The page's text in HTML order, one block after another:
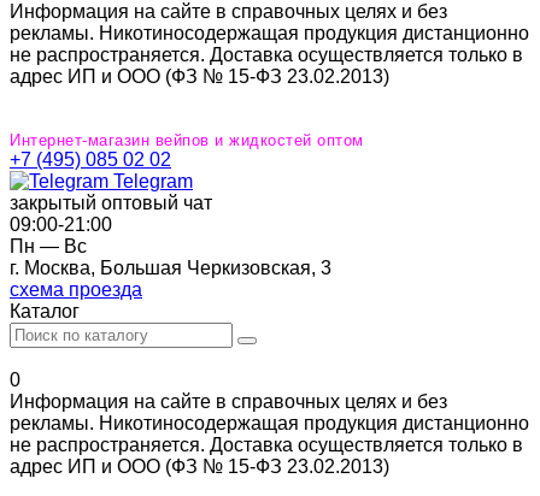
Информация на сайте в справочных целях и без
рекламы. Никотиносодержащая продукция дистанционно
не распространяется. Доставка осуществляется только в
адрес ИП и ООО (ФЗ № 15-ФЗ 23.02.2013)
Интернет-магазин вейпов и жидкостей оптом
+7 (495) 085 02 02
Telegram
закрытый оптовый чат
09:00‐21:00
Пн — Вс
г. Москва, Большая Черкизовская, 3
схема проезда
Каталог
0
Информация на сайте в справочных целях и без
рекламы. Никотиносодержащая продукция дистанционно
не распространяется. Доставка осуществляется только в
адрес ИП и ООО (ФЗ № 15-ФЗ 23.02.2013)